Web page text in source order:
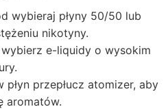
wybieraj płyny 50/50 lub
nikotyny.
e-liquidy o wysokim
płyn przepłucz atomizer, aby
aromatów.